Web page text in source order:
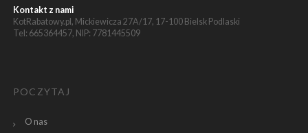
Kontakt z nami
KotRabatowy.pl, Mickiewicza 27A/17, 17-100 Bielsk Podlaski
Tel: 665364457, NIP: 7781445509
POCZYTAJ
O nas